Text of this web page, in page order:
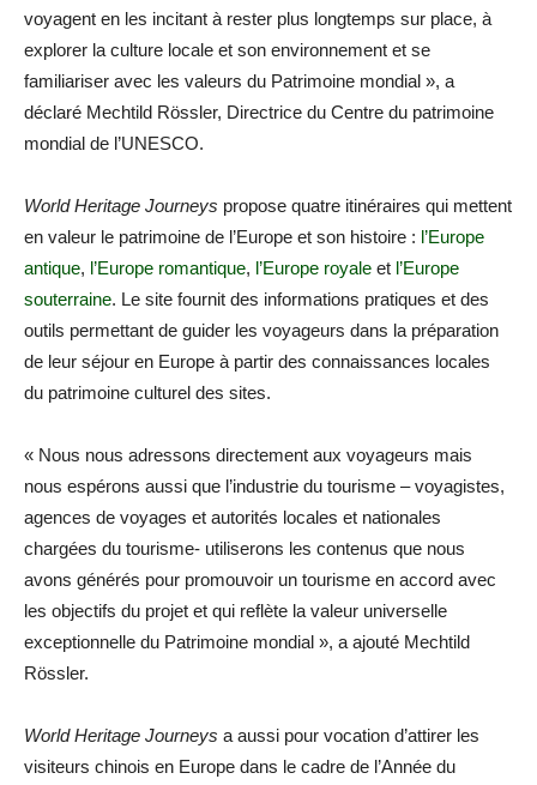
voyagent en les incitant à rester plus longtemps sur place, à
explorer la culture locale et son environnement et se
familiariser avec les valeurs du Patrimoine mondial », a
déclaré Mechtild Rössler, Directrice du Centre du patrimoine
mondial de l’UNESCO.
World Heritage Journeys propose quatre itinéraires qui mettent
en valeur le patrimoine de l’Europe et son histoire : l’Europe
antique, l’Europe romantique, l’Europe royale et l’Europe
souterraine. Le site fournit des informations pratiques et des
outils permettant de guider les voyageurs dans la préparation
de leur séjour en Europe à partir des connaissances locales
du patrimoine culturel des sites.
« Nous nous adressons directement aux voyageurs mais
nous espérons aussi que l’industrie du tourisme – voyagistes,
agences de voyages et autorités locales et nationales
chargées du tourisme- utiliserons les contenus que nous
avons générés pour promouvoir un tourisme en accord avec
les objectifs du projet et qui reflète la valeur universelle
exceptionnelle du Patrimoine mondial », a ajouté Mechtild
Rössler.
World Heritage Journeys a aussi pour vocation d’attirer les
visiteurs chinois en Europe dans le cadre de l’Année du